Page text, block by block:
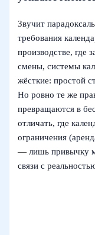
Звучит
требования
производстве, где
смены, системы
жёсткие: простой
Но ровно те же
превращаются в
отличать, где
ограничения
— лишь привычку
связи с